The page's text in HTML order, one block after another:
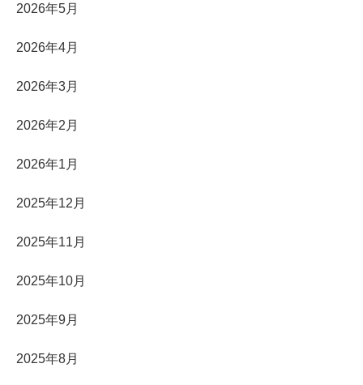
2026年5月
2026年4月
2026年3月
2026年2月
2026年1月
2025年12月
2025年11月
2025年10月
2025年9月
2025年8月